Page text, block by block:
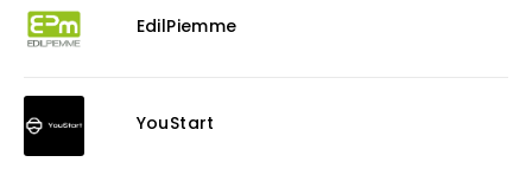
EdilPiemme
YouStart